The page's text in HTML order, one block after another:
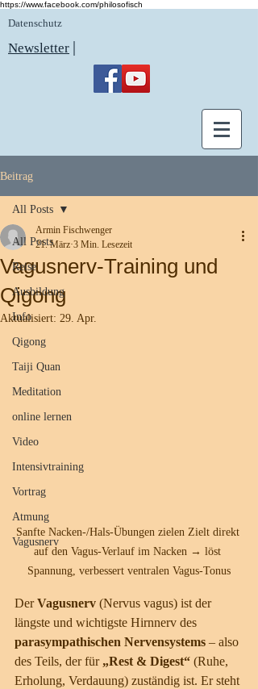
https://www.facebook.com/philosofisch
Datenschutz
Newsletter |
Beitrag
All Posts
Reise
Ausbildung
Info
Qigong
Taiji Quan
Meditation
online lernen
Video
Intensivtraining
Vortrag
Atmung
Vagusnerv
All Posts
Vagusnerv-Training und
Qigong
Armin Fischwenger
21. März 3 Min. Lesezeit
Aktualisiert: 29. Apr.
Sanfte Nacken-/Hals-Übungen zielen Zielt direkt
auf den Vagus-Verlauf im Nacken → löst
Spannung, verbessert ventralen Vagus-Tonus
Der Vagusnerv (Nervus vagus) ist der
längste und wichtigste Hirnnerv des
parasympathischen Nervensystems – also
des Teils, der für „Rest & Digest“ (Ruhe,
Erholung, Verdauung) zuständig ist. Er steht